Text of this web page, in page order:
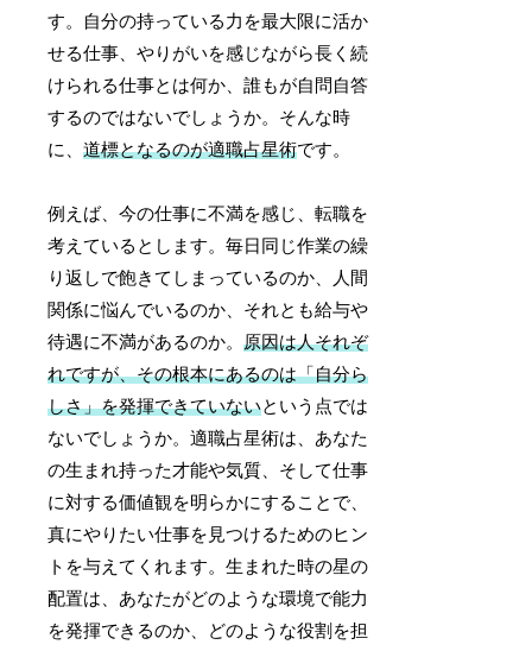
す。自分の持っている力を最大限に活か
せる仕事、やりがいを感じながら長く続
けられる仕事とは何か、誰もが自問自答
するのではないでしょうか。そんな時
に、道標となるのが適職占星術です。
例えば、今の仕事に不満を感じ、転職を
考えているとします。毎日同じ作業の繰
り返しで飽きてしまっているのか、人間
関係に悩んでいるのか、それとも給与や
待遇に不満があるのか。原因は人それぞ
れですが、その根本にあるのは「自分ら
しさ」を発揮できていないという点では
ないでしょうか。適職占星術は、あなた
の生まれ持った才能や気質、そして仕事
に対する価値観を明らかにすることで、
真にやりたい仕事を見つけるためのヒン
トを与えてくれます。生まれた時の星の
配置は、あなたがどのような環境で能力
を発揮できるのか、どのような役割を担